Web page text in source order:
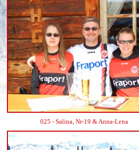
025 - Salina, Nr-19 & Anna-Lena